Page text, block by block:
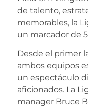
de talento,
memorables, la
un marcador de
Desde el primer
ambos equipos
un espectáculo
aficionados. La
manager Bruce